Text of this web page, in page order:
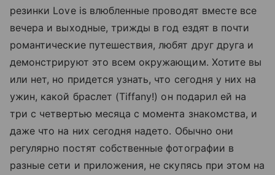
резинки Love is влюбленные проводят вместе все
вечера и выходные, трижды в год ездят в почти
романтические путешествия, любят друг друга и
демонстрируют это всем окружающим. Хотите вы
или нет, но придется узнать, что сегодня у них на
ужин, какой браслет (Tiffany!) он подарил ей на
три с четвертью месяца с момента знакомства, и
даже что на них сегодня надето. Обычно они
регулярно постят собственные фотографии в
разные сети и приложения, не скупясь при этом на